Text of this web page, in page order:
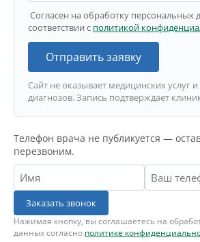
Согласен на обработку персональных
соответствии с политикой
Отправить заявку
Сайт не оказывает медицинских услуг и
диагнозов. Запись подтверждает
Телефон врача не публикуется —
перезвоним.
Заказать звонок
Нажимая кнопку, вы соглашаетесь на
данных согласно политике